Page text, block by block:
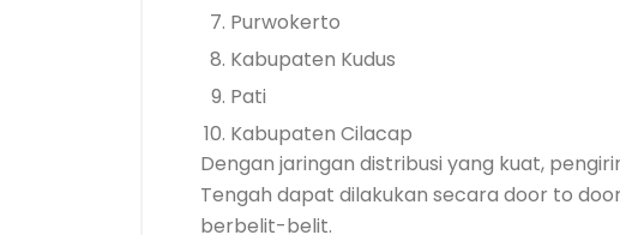
Purwokerto
Kabupaten Kudus
Pati
Kabupaten Cilacap
Dengan jaringan distribusi yang kuat,
Tengah dapat dilakukan secara door to
berbelit-belit.